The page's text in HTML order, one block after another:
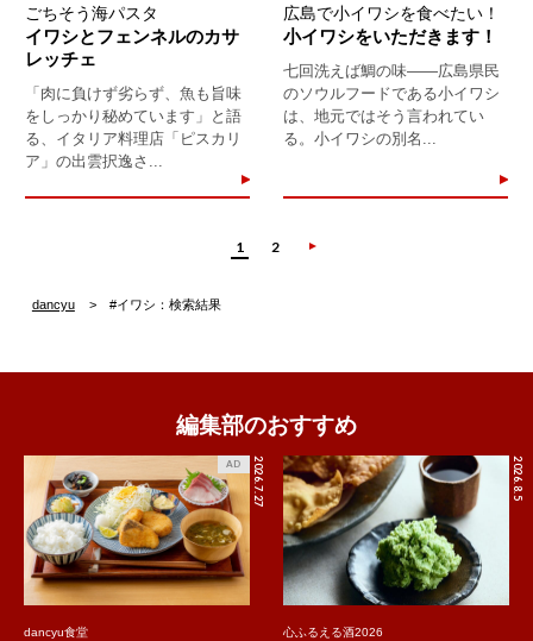
ごちそう海パスタ
イワシとフェンネルのカサ
レッチェ
「肉に負けず劣らず、魚も旨味
をしっかり秘めています」と語
る、イタリア料理店「ピスカリ
ア」の出雲択逸さ...
広島で小イワシを食べたい！
小イワシをいただきます！
七回洗えば鯛の味――広島県民
のソウルフードである小イワシ
は、地元ではそう言われてい
る。小イワシの別名...
1 2
dancyu #イワシ：検索結果
編集部のおすすめ
2026.7.27
AD
dancyu食堂
2026.8.5
心ふるえる酒2026